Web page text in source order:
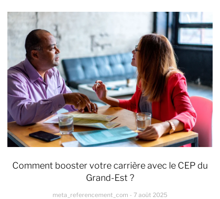
Comment booster votre carrière avec le CEP du
Grand-Est ?
meta_referencement_com 7 août 2025